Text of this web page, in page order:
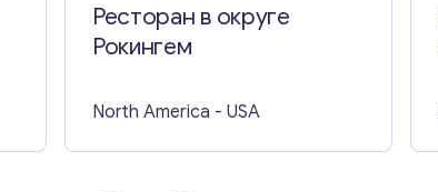
Ресторан в округе
Рокингем
North America - USA